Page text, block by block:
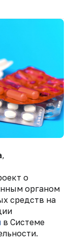
,
о
органом
средств на
в Системе